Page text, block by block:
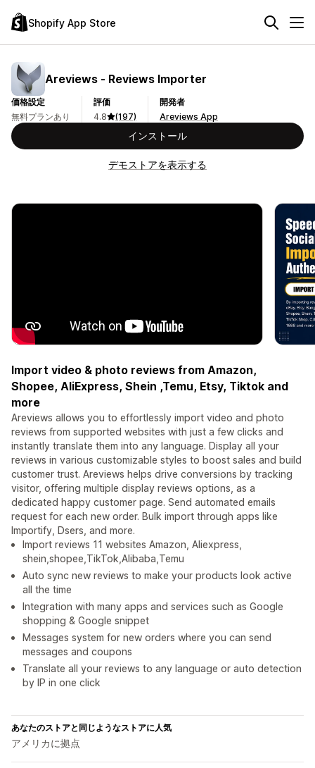
Shopify App Store
Areviews ‑ Reviews Importer
価格設定
無料プランあり
評価
4.8
(197)
開発者
Areviews App
インストール
デモストアを表示する
Import video & photo reviews from Amazon,
Shopee, AliExpress, Shein ,Temu, Etsy, Tiktok and
more
Areviews allows you to effortlessly import video and photo
reviews from supported websites with just a few clicks and
instantly translate them into any language. Display all your
reviews in various customizable styles to boost sales and build
customer trust. Areviews helps drive conversions by tracking
visitor, offering multiple display reviews options, as a
dedicated happy customer page. Send automated emails
request for each new order. Bulk import through apps like
Importify, Dsers, and more.
Import reviews 11 websites Amazon, Aliexpress,
shein,shopee,TikTok,Alibaba,Temu
Auto sync new reviews to make your products look active
all the time
Integration with many apps and services such as Google
shopping & Google snippet
Messages system for new orders where you can send
messages and coupons
Translate all your reviews to any language or auto detection
by IP in one click
あなたのストアと同じようなストアに人気
アメリカに拠点